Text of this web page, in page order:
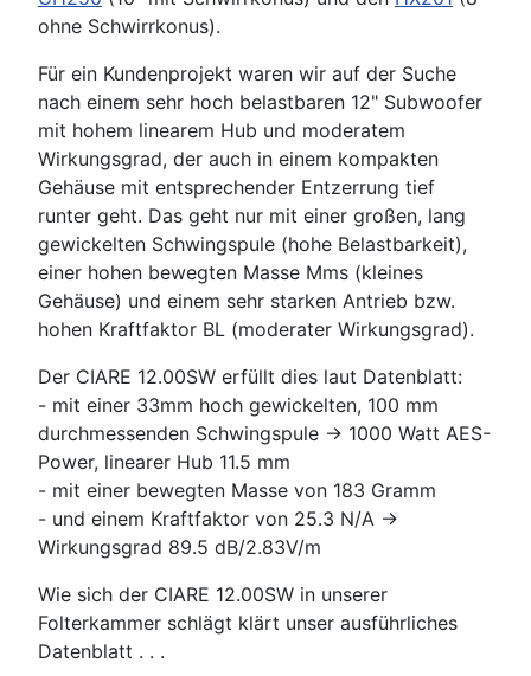
ohne Schwirrkonus).
Für ein Kundenprojekt waren wir auf der Suche
nach einem sehr hoch belastbaren 12" Subwoofer
mit hohem linearem Hub und moderatem
Wirkungsgrad, der auch in einem kompakten
Gehäuse mit entsprechender Entzerrung tief
runter geht. Das geht nur mit einer großen, lang
gewickelten Schwingspule (hohe Belastbarkeit),
einer hohen bewegten Masse Mms (kleines
Gehäuse) und einem sehr starken Antrieb bzw.
hohen Kraftfaktor BL (moderater Wirkungsgrad).
Der CIARE 12.00SW erfüllt dies laut Datenblatt:
- mit einer 33mm hoch gewickelten, 100 mm
durchmessenden Schwingspule -> 1000 Watt AES-
Power, linearer Hub 11.5 mm
- mit einer bewegten Masse von 183 Gramm
- und einem Kraftfaktor von 25.3 N/A ->
Wirkungsgrad 89.5 dB/2.83V/m
Wie sich der CIARE 12.00SW in unserer
Folterkammer schlägt klärt unser ausführliches
Datenblatt . . .